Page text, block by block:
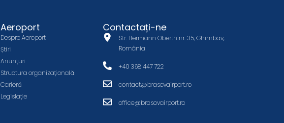
Aeroport
Despre Aeroport
Știri
Anunțuri
Structura organizațională
Carieră
Legislație
Contactați-ne
Str. Hermann Oberth nr. 35, Ghimbav,
România
+40 368 447 722
contact@brasovairport.ro
office@brasovairport.ro